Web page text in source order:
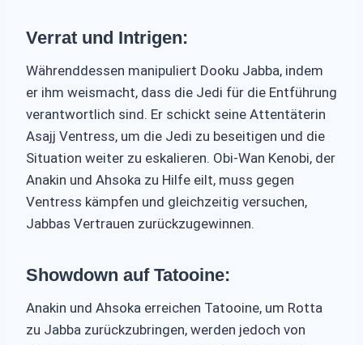
Verrat und Intrigen:
Währenddessen manipuliert Dooku Jabba, indem
er ihm weismacht, dass die Jedi für die Entführung
verantwortlich sind. Er schickt seine Attentäterin
Asajj Ventress, um die Jedi zu beseitigen und die
Situation weiter zu eskalieren. Obi-Wan Kenobi, der
Anakin und Ahsoka zu Hilfe eilt, muss gegen
Ventress kämpfen und gleichzeitig versuchen,
Jabbas Vertrauen zurückzugewinnen.
Showdown auf Tatooine:
Anakin und Ahsoka erreichen Tatooine, um Rotta
zu Jabba zurückzubringen, werden jedoch von